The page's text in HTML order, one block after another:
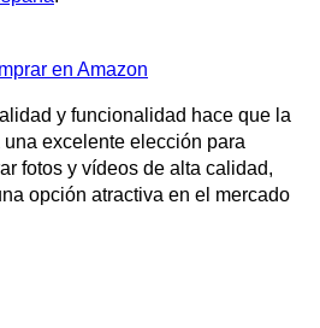
y funcionalidad hace que la
una excelente elección para
fotos y vídeos de alta calidad,
opción atractiva en el mercado